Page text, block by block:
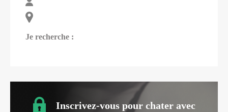
Je recherche :
Inscrivez-vous pour chater avec